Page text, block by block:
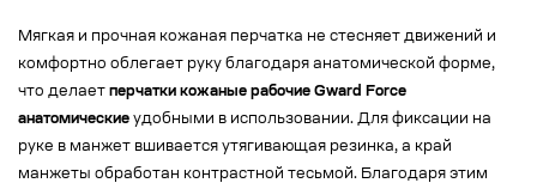
Мягкая и прочная кожаная перчатка не стесняет движений и
комфортно облегает руку благодаря анатомической форме,
что делает перчатки кожаные рабочие Gward Force
анатомические удобными в использовании. Для фиксации на
руке в манжет вшивается утягивающая резинка, а край
манжеты обработан контрастной тесьмой. Благодаря этим